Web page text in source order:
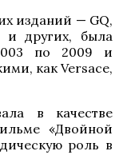
изданий — GQ,
и других, была
по 2009 и
как Versace,
в качестве
«Двойной
роль в